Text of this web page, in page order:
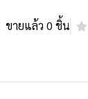
ขายแล้ว 0 ชิ้น